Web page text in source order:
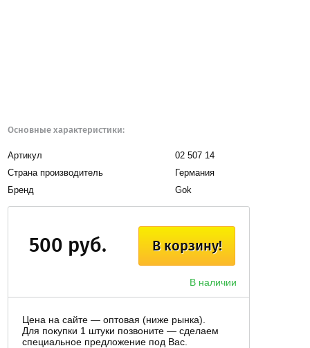
Основные характеристики:
Артикул
02 507 14
Страна производитель
Германия
Бренд
Gok
В корзину!
В наличии
500 руб.
Цена на сайте — оптовая (ниже рынка).
Для покупки 1 штуки позвоните — сделаем
специальное предложение под Вас.